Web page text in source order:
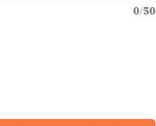
0/50